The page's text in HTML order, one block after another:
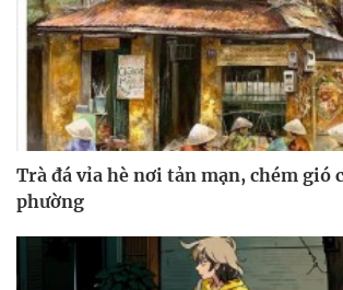
Trà đá vỉa hè nơi tản mạn, chém gió
phường